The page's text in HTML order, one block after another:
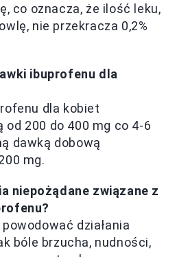
co oznacza, że ilość leku,
nie przekracza 0,2%
ibuprofenu dla
dla kobiet
200 do 400 mg co 4-6
dawką dobową
mg.
niepożądane związane z
działania
bóle brzucha, nudności,